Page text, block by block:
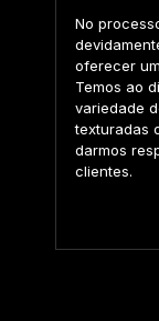
No
oferecer
Temos ao
variedade
texturadas
darmos
clientes.